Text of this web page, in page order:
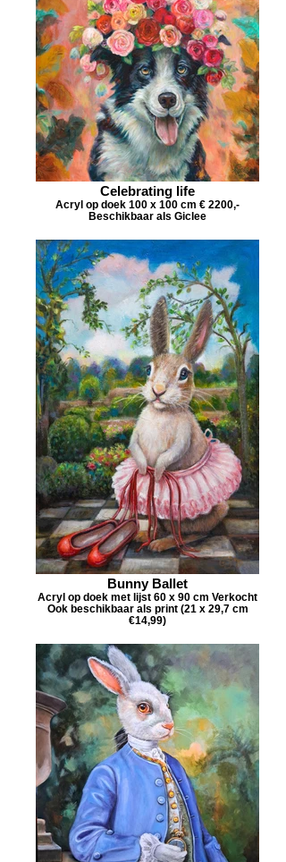
Celebrating life
Acryl op doek 100 x 100 cm € 2200,-
Beschikbaar als Giclee
Bunny Ballet
Acryl op doek met lijst 60 x 90 cm Verkocht
Ook beschikbaar als print (21 x 29,7 cm
€14,99)